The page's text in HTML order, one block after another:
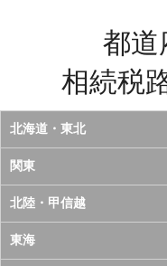
都道
相続税
北海道・東北
北海道
青森県
岩手県
関東
東京都
神奈川県
北陸・甲信越
山梨県
東海